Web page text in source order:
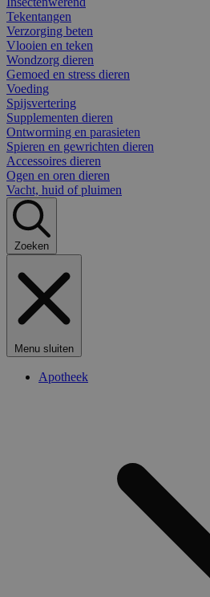
Tekentangen
Verzorging beten
Vlooien en teken
Wondzorg dieren
Gemoed en stress dieren
Voeding
Spijsvertering
Supplementen dieren
Ontworming en parasieten
Spieren en gewrichten dieren
Accessoires dieren
Ogen en oren dieren
Vacht, huid of pluimen
Zoeken
Menu sluiten
Apotheek